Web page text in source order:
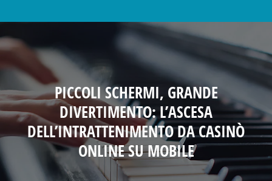
PICCOLI SCHERMI, GRANDE
DIVERTIMENTO: L’ASCESA
DELL’INTRATTENIMENTO DA CASINÒ
ONLINE SU MOBILE